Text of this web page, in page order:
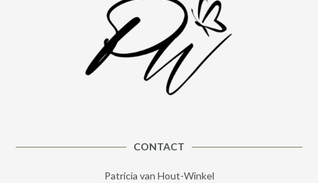
CONTACT
Patricia van Hout-Winkel